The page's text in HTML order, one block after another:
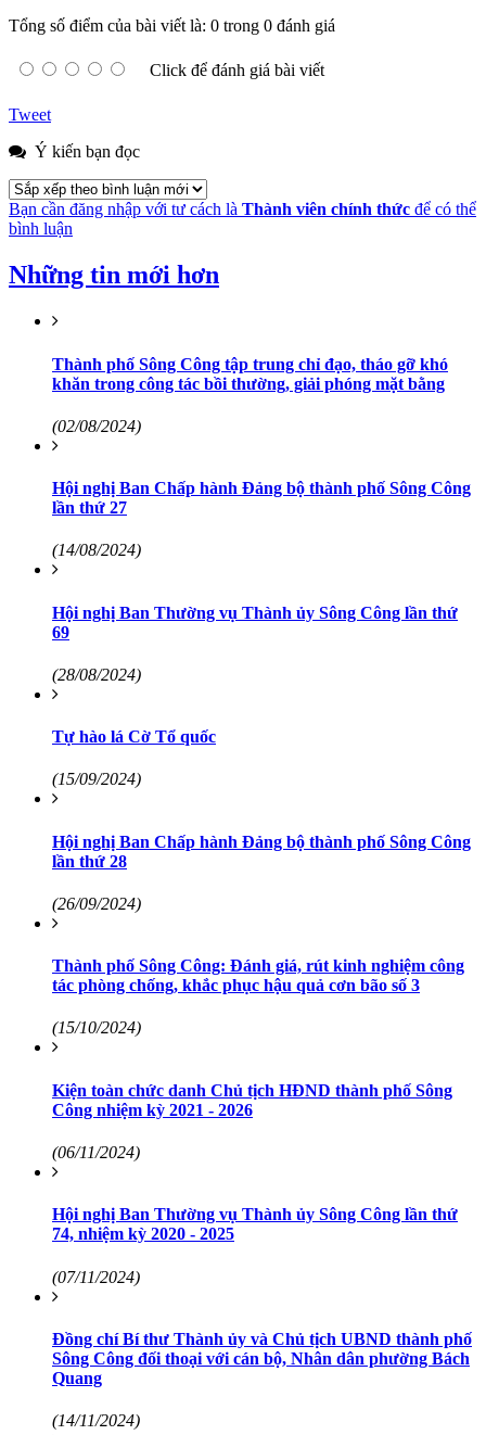
Tổng số điểm của bài viết là: 0 trong 0 đánh giá
Click để đánh giá bài viết
Tweet
Ý kiến bạn đọc
Bạn cần đăng nhập với tư cách là Thành viên chính thức để có thể
bình luận
Những tin mới hơn
Thành phố Sông Công tập trung chỉ đạo, tháo gỡ khó
khăn trong công tác bồi thường, giải phóng mặt bằng
(02/08/2024)
Hội nghị Ban Chấp hành Đảng bộ thành phố Sông Công
lần thứ 27
(14/08/2024)
Hội nghị Ban Thường vụ Thành ủy Sông Công lần thứ
69
(28/08/2024)
Tự hào lá Cờ Tổ quốc
(15/09/2024)
Hội nghị Ban Chấp hành Đảng bộ thành phố Sông Công
lần thứ 28
(26/09/2024)
Thành phố Sông Công: Đánh giá, rút kinh nghiệm công
tác phòng chống, khắc phục hậu quả cơn bão số 3
(15/10/2024)
Kiện toàn chức danh Chủ tịch HĐND thành phố Sông
Công nhiệm kỳ 2021 - 2026
(06/11/2024)
Hội nghị Ban Thường vụ Thành ủy Sông Công lần thứ
74, nhiệm kỳ 2020 - 2025
(07/11/2024)
Đồng chí Bí thư Thành ủy và Chủ tịch UBND thành phố
Sông Công đối thoại với cán bộ, Nhân dân phường Bách
Quang
(14/11/2024)